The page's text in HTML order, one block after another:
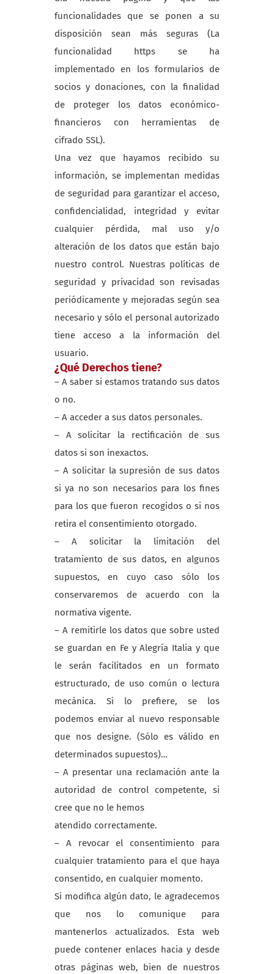
funcionalidades que se ponen a su
disposición sean más seguras (La
funcionalidad https se ha
implementado en los formularios de
socios y donaciones, con la finalidad
de proteger los datos económico-
financieros con herramientas de
cifrado SSL).
Una vez que hayamos recibido su
información, se implementan medidas
de seguridad para garantizar el acceso,
confidencialidad, integridad y evitar
cualquier pérdida, mal uso y/o
alteración de los datos que están bajo
nuestro control. Nuestras políticas de
seguridad y privacidad son revisadas
periódicamente y mejoradas según sea
necesario y sólo el personal autorizado
tiene acceso a la información del
usuario.
¿Qué Derechos tiene?
– A saber si estamos tratando sus datos
o no.
– A acceder a sus datos personales.
– A solicitar la rectificación de sus
datos si son inexactos.
– A solicitar la supresión de sus datos
si ya no son necesarios para los fines
para los que fueron recogidos o si nos
retira el consentimiento otorgado.
– A solicitar la limitación del
tratamiento de sus datos, en algunos
supuestos, en cuyo caso sólo los
conservaremos de acuerdo con la
normativa vigente.
– A remitirle los datos que sobre usted
se guardan en Fe y Alegría Italia y que
le serán facilitados en un formato
estructurado, de uso común o lectura
mecánica. Si lo prefiere, se los
podemos enviar al nuevo responsable
que nos designe. (Sólo es válido en
determinados supuestos)…
– A presentar una reclamación ante la
autoridad de control competente, si
cree que no le hemos
atendido correctamente.
– A revocar el consentimiento para
cualquier tratamiento para el que haya
consentido, en cualquier momento.
Si modifica algún dato, le agradecemos
que nos lo comunique para
mantenerlos actualizados. Esta web
puede contener enlaces hacia y desde
otras páginas web, bien de nuestros